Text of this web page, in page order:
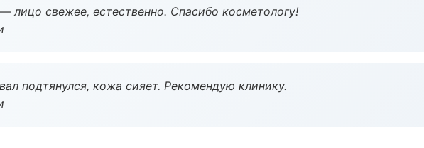
лицо свежее, естественно. Спасибо косметологу!
подтянулся, кожа сияет. Рекомендую клинику.